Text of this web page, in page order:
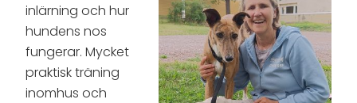
inlärning och hur
hundens nos
fungerar. Mycket
praktisk träning
inomhus och